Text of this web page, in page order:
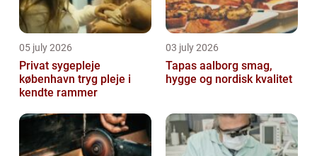
05 july 2026
Privat sygepleje
københavn tryg pleje i
kendte rammer
03 july 2026
Tapas aalborg smag,
hygge og nordisk kvalitet